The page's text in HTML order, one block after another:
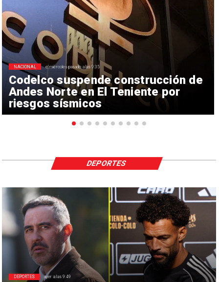
Codelco suspende construcción de
Andes Norte en El Teniente por
riesgos sísmicos
NACIONAL el miércoles pasado a las 9:35
DEPORTES ayer a las 9:49
DEPORTES